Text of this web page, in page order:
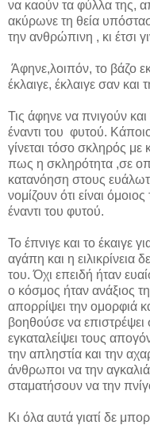
να καούν τα φύλλα της,
ακύρωνε τη θεία
την ανθρώπινη , κι έτσι
Άφηνε,λοιπόν, το βάζο
έκλαιγε, έκλαιγε σαν
Τις άφηνε να πνιγούν
έναντι του φυτού.
γίνεται τόσο σκληρός
πως η σκληρότητα ,σε
κατανόηση στους
νομίζουν ότι είναι
έναντι του φυτού.
Το έπνιγε και το έκαιγε
αγάπη και η ειλικρίνεια
του. Όχι επειδή ήταν
ο κόσμος ήταν ανάξιος
απορρίψει την ομορφιά
βοηθούσε να
εγκαταλείψει τους
την απληστία και την
άνθρωποι να την
σταματήσουν να την
Κι όλα αυτά γιατί δε